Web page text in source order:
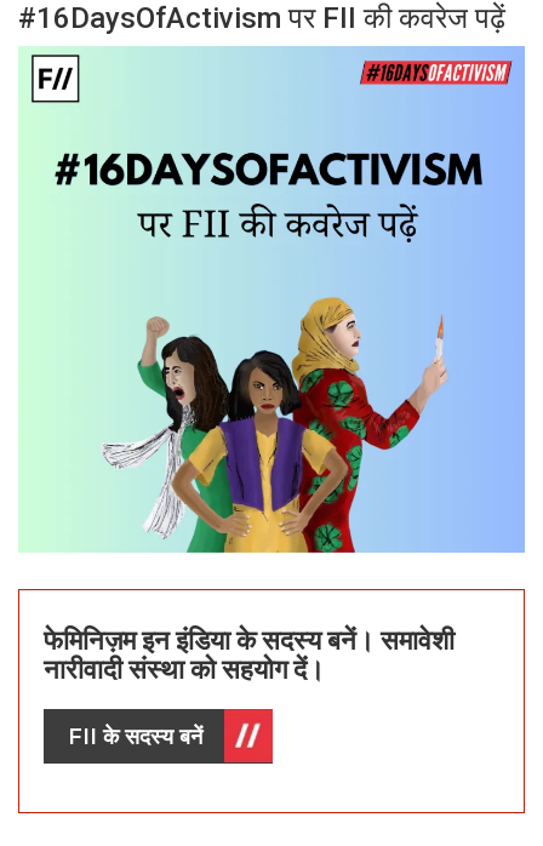
#16DaysOfActivism पर FII की कवरेज पढ़ें
फेमिनिज़म इन इंडिया के सदस्य बनें। समावेशी
नारीवादी संस्था को सहयोग दें।
FII के सदस्य बनें